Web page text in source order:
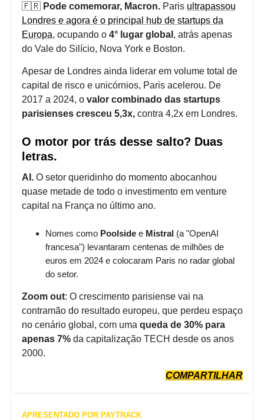
🇫🇷Pode comemorar, Macron.Paris ultrapassou
Londres e agora é o principal hub de startups da
Europa, ocupando o 4° lugar global , atrás apenas
do Vale do Silício, Nova York e Boston.
Apesar de Londres ainda liderar em volume total de
capital de risco e unicórnios, Paris acelerou. De
2017 a 2024, o valor combinado das startups
parisienses cresceu 5,3x,contra 4,2x em Londres.
O motor por trás desse salto? Duas
letras.
AI.O setor queridinho do momento abocanhou
quase metade de todo o investimento em venture
capital na França no último ano.
Nomes como Poolsidee Mistral(a "OpenAI
francesa") levantaram centenas de milhões de
euros em 2024 e colocaram Paris no radar global
do setor.
Zoom out: O crescimento parisiense vai na
contramão do resultado europeu, que perdeu espaço
no cenário global, com uma queda de 30% para
apenas 7%da capitalização TECH desde os anos
2000.
COMPARTILHAR
APRESENTADO POR PAYTRACK